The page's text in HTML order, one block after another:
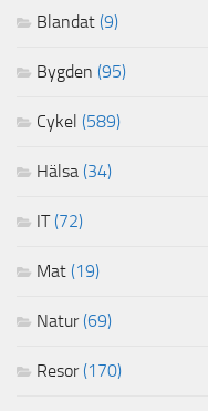
Blandat (9)
Bygden (95)
Cykel (589)
Hälsa (34)
IT(72)
Mat (19)
Natur(69)
Resor(170)